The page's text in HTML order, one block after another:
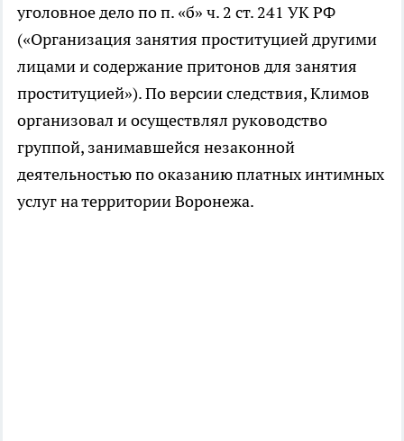
уголовное дело по п. «б» ч. 2 ст. 241 УК РФ
(«Организация занятия проституцией другими
лицами и содержание притонов для занятия
проституцией»). По версии следствия, Климов
организовал и осуществлял руководство
группой, занимавшейся незаконной
деятельностью по оказанию платных интимных
услуг на территории Воронежа.